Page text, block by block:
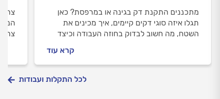
מתכננים התקנת דק בגינה או במרפסת? כאן
תגלו איזה סוגי דקים קיימים, איך מכינים את
השטח, מה חשוב לבדוק בחוזה העבודה וכיצד
קרא עוד
לכל התקלות ועבודות